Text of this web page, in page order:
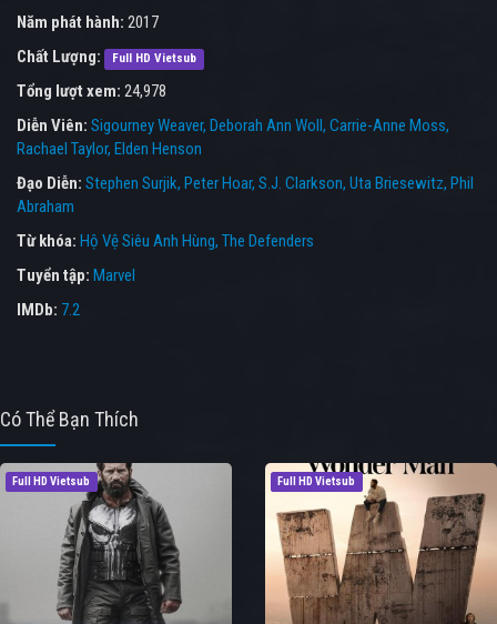
Năm phát hành: 2017
Chất Lượng:
Full HD Vietsub
Tổng lượt xem: 24,978
Diễn Viên: Sigourney Weaver Deborah Ann Woll
Carrie-Anne Moss
Rachael Taylor Elden Henson
Đạo Diễn: Stephen Surjik Peter Hoar S.J. Clarkson Uta Briesewitz Phil
Abraham
Từ khóa: Hộ Vệ Siêu Anh Hùng, The Defenders
Tuyển tập: Marvel
IMDb: 7.2
Có Thể Bạn Thích
Full HD Vietsub Full HD Vietsub